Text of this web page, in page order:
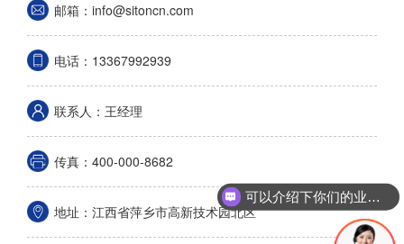
邮箱：info@sitoncn.com
电话：13367992939
联系人：王经理
传真：400-000-8682
地址：江西省萍乡市高新技术园北区
可以介绍下你们的业务么